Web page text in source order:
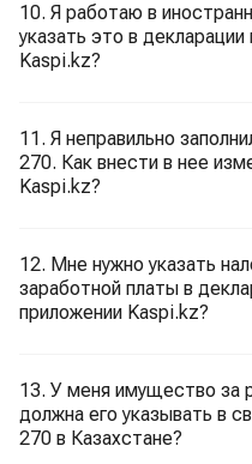
10. Я работаю в
указать это в
Kaspi.kz?
11. Я неправильно
270. Как внести в нее
Kaspi.kz?
12. Мне нужно указать
заработной платы в
приложении Kaspi.kz?
13. У меня имущество за
должна его указывать в
270 в Казахстане?